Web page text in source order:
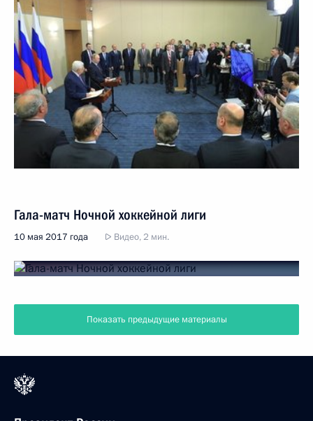
Гала-матч Ночной хоккейной лиги
10 мая 2017 года Видео, 2 мин.
Показать предыдущие материалы